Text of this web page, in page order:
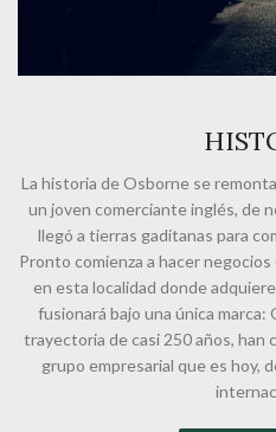
La historia de Osborne se
un joven comerciante inglés, de
llegó a tierras gaditanas para
Pronto comienza a hacer
en esta localidad donde
fusionará bajo una única marca:
trayectoria de casi 250 años, han
grupo empresarial que es hoy,